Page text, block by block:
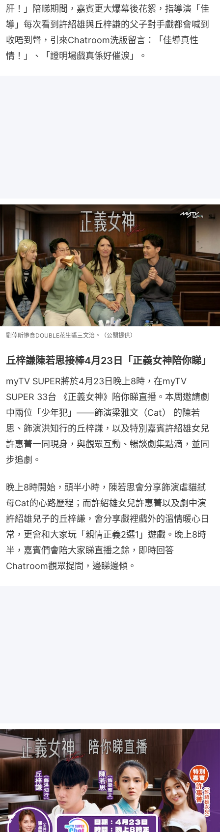
肝！」陪睇期間，嘉賓更大爆幕後花絮，指導演「佳
導」每次看到許紹雄與丘梓謙的父子對手戲都會喊到
收唔到聲，引來Chatroom洗版留言：「佳導真性
情！」、「證明場戲真係好催淚」。
劉倬昕慘食DOUBLE花生醬三文治。（公關提供）
丘梓謙陳若思接棒4月23日「正義女神陪你睇」
myTV SUPER將於4月23日晚上8時，在myTV
SUPER 33台 《正義女神》陪你睇直播。本周邀請劇
中兩位「少年犯」——飾演梁雅文（Cat） 的陳若
思、飾演洪知行的丘梓謙，以及特別嘉賓許紹雄女兒
許惠菁一同現身，與觀眾互動、暢談劇集點滴，並同
步追劇。
晚上8時開始，頭半小時，陳若思會分享飾演虐貓弒
母Cat的心路歷程；而許紹雄女兒許惠菁以及劇中演
許紹雄兒子的丘梓謙，會分享戲裡戲外的溫情暖心日
常，更會和大家玩「親情正義2選1」遊戲。晚上8時
半，嘉賓們會陪大家睇直播之餘，即時回答
Chatroom觀眾提問，邊睇邊傾。